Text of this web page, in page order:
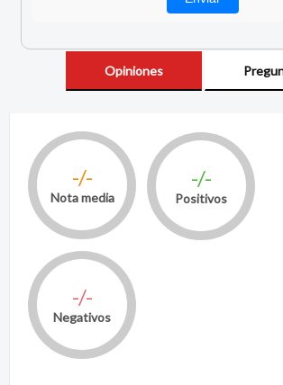
Opiniones
-/-
Nota media
-/-
Positivos
-/-
Negativos